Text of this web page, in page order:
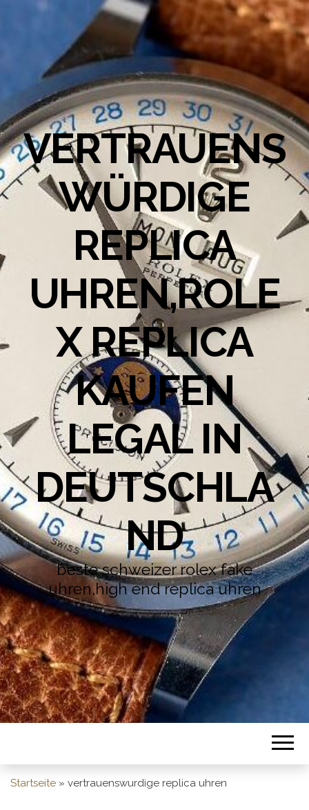
VERTRAUENS
WÜRDIGE
REPLICA
UHREN,ROLE
X REPLICA
KAUFEN
LEGAL IN
DEUTSCHLA
ND
beste schweizer rolex fake
uhren,high end replica uhren
Startseite » vertrauenswurdige replica uhren